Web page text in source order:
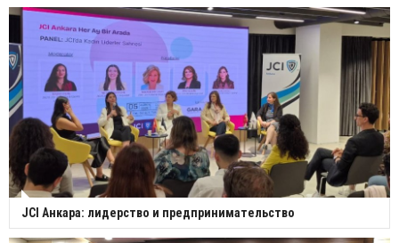
JCI Анкара: лидерство и предпринимательство